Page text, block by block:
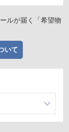
ルが届く「希望物
いて